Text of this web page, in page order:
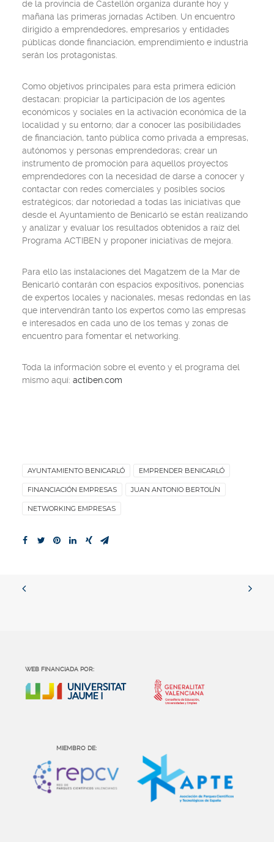
de la provincia de Castellón organiza durante hoy y
mañana las primeras jornadas Actiben. Un encuentro
dirigido a emprendedores, empresarios y entidades
públicas donde financiación, emprendimiento e industria
serán los protagonistas.
Como objetivos principales para esta primera edición
destacan: propiciar la participación de los agentes
económicos y sociales en la activación económica de la
localidad y su entorno; dar a conocer las posibilidades
de financiación, tanto pública como privada a empresas,
autónomos y personas emprendedoras; crear un
instrumento de promoción para aquellos proyectos
emprendedores con la necesidad de darse a conocer y
contactar con redes comerciales y posibles socios
estratégicos; dar notoriedad a todas las iniciativas que
desde el Ayuntamiento de Benicarló se están realizando
y analizar y evaluar los resultados obtenidos a raíz del
Programa ACTIBEN y proponer iniciativas de mejora.
Para ello las instalaciones del Magatzem de la Mar de
Benicarló contarán con espacios expositivos, ponencias
de expertos locales y nacionales, mesas redondas en las
que intervendrán tanto los expertos como las empresas
e interesados en cada uno de los temas y zonas de
encuentro para fomentar el networking.
Toda la información sobre el evento y el programa del
mismo aquí: actiben.com
AYUNTAMIENTO BENICARLÓ EMPRENDER BENICARLÓ
FINANCIACIÓN EMPRESAS JUAN ANTONIO BERTOLÍN
NETWORKING EMPRESAS
WEB FINANCIADA POR:
MIEMBRO DE: